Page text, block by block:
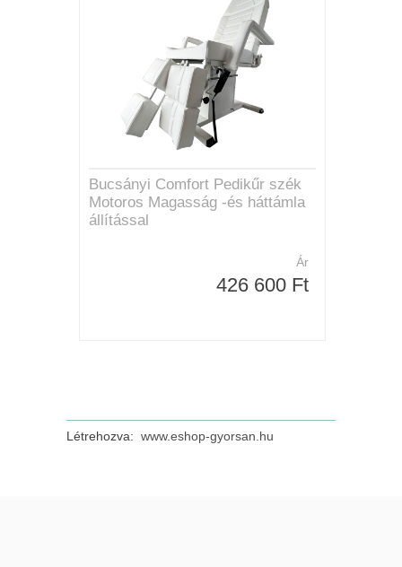
Bucsányi Comfort Pedikűr szék
Motoros Magasság -és háttámla
állítással
Ár
426 600 Ft
Létrehozva: www.eshop-gyorsan.hu